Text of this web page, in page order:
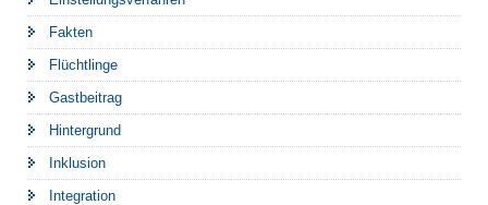
Fakten
Flüchtlinge
Gastbeitrag
Hintergrund
Inklusion
Integration